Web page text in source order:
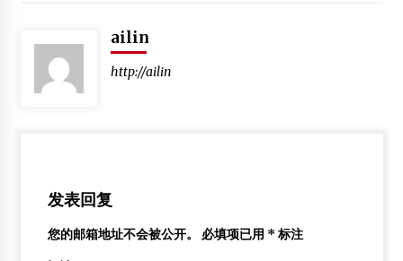
何为防腐木？
2013年11月19日
ailin
http://ailin
发表回复
您的邮箱地址不会被公开。 必填项已用 * 标注